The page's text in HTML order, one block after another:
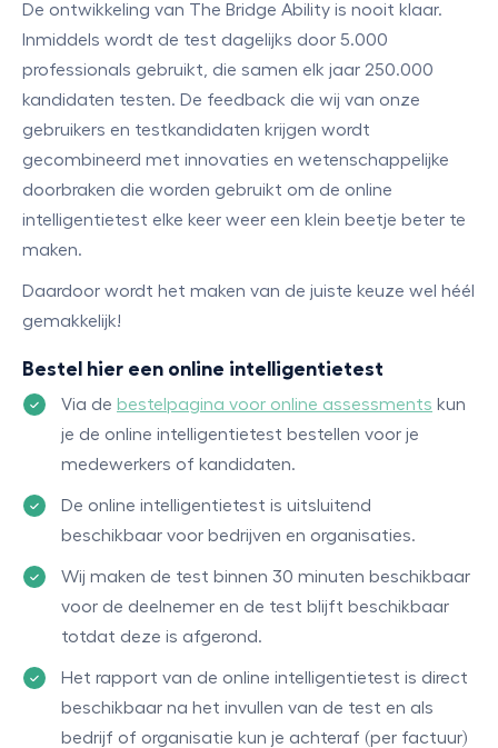
De ontwikkeling van The Bridge Ability is nooit klaar.
Inmiddels wordt de test dagelijks door 5.000
professionals gebruikt, die samen elk jaar 250.000
kandidaten testen. De feedback die wij van onze
gebruikers en testkandidaten krijgen wordt
gecombineerd met innovaties en wetenschappelijke
doorbraken die worden gebruikt om de online
intelligentietest elke keer weer een klein beetje beter te
maken.
Daardoor wordt het maken van de juiste keuze wel héél
gemakkelijk!
Bestel hier een online intelligentietest
Via de bestelpagina voor online assessments kun
je de online intelligentietest bestellen voor je
medewerkers of kandidaten.
De online intelligentietest is uitsluitend
beschikbaar voor bedrijven en organisaties.
Wij maken de test binnen 30 minuten beschikbaar
voor de deelnemer en de test blijft beschikbaar
totdat deze is afgerond.
Het rapport van de online intelligentietest is direct
beschikbaar na het invullen van de test en als
bedrijf of organisatie kun je achteraf (per factuur)